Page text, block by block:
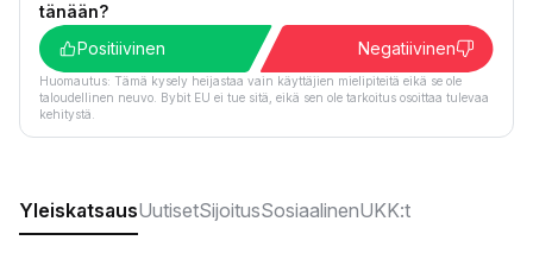
tänään?
Positiivinen
Negatiivinen
Huomautus: Tämä kysely heijastaa vain käyttäjien mielipiteitä eikä se ole
taloudellinen neuvo. Bybit EU ei tue sitä, eikä sen ole tarkoitus osoittaa tulevaa
kehitystä.
YleiskatsausUutisetSijoitusSosiaalinenUKK:t